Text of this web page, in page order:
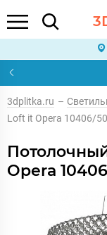
3dplitka.ru –
Loft it Opera 10406/
Opera